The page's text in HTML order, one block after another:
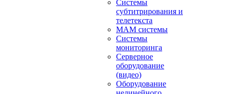
Системы
субтитрирования и
телетекста
MAM системы
Системы
мониторинга
Серверное
оборудование
(видео)
Оборудование